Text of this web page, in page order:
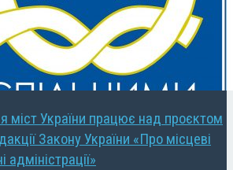
міст України працює над проєктом
Закону України «Про місцеві
адміністрації»